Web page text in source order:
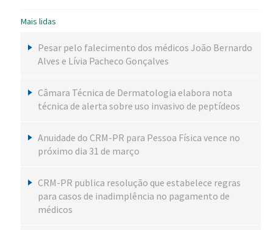
Mais lidas
Pesar pelo falecimento dos médicos João Bernardo
Alves e Lívia Pacheco Gonçalves
Câmara Técnica de Dermatologia elabora nota
técnica de alerta sobre uso invasivo de peptídeos
Anuidade do CRM-PR para Pessoa Física vence no
próximo dia 31 de março
CRM-PR publica resolução que estabelece regras
para casos de inadimplência no pagamento de
médicos